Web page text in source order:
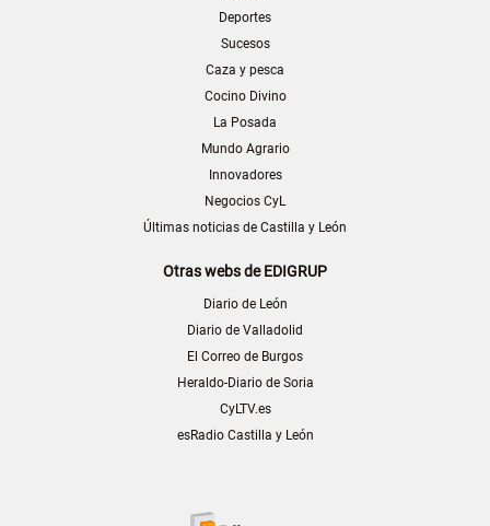
Deportes
Sucesos
Caza y pesca
Cocino Divino
La Posada
Mundo Agrario
Innovadores
Negocios CyL
Últimas noticias de Castilla y León
Otras webs de EDIGRUP
Diario de León
Diario de Valladolid
El Correo de Burgos
Heraldo-Diario de Soria
CyLTV.es
esRadio Castilla y León